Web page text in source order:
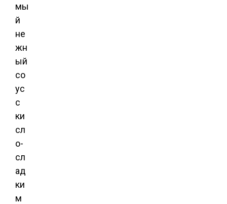
мы
й
не
жн
ый
со
ус
с
ки
сл
о-
сл
ад
ки
м